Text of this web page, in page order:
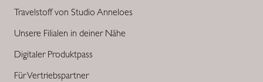
Travelstoff von Studio Anneloes
Unsere Filialen in deiner Nähe
Digitaler Produktpass
Für Vertriebspartner